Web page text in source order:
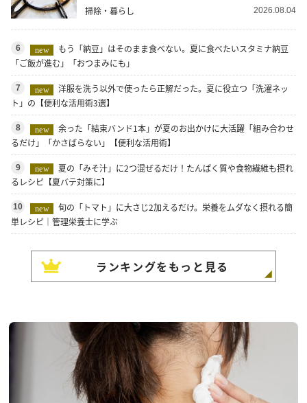
掃除・暮らし 2026.08.04
6 new
もう「納豆」はそのまま食べない。夏に食べたいスタミナ納豆
「ご飯が進む」「おつまみにも」
7 new
洋服を洗う以外で使ったら正解だった。夏に役立つ「洗濯ネッ
ト」の【便利な活用術3選】
8 new
余った「結束バンド1本」が夏のお出かけに大活躍「組み合わせ
るだけ」「かさばらない」【便利な活用術】
9 new
夏の「みそ汁」に2つ混ぜるだけ！たんぱく質や食物繊維も摂れ
るレシピ【夏バテ対策に】
10 new
旬の「トマト」に大さじ2加えるだけ。栄養をムダなく摂れる簡
単レシピ｜管理栄養士に学ぶ
ランキングをもっと見る